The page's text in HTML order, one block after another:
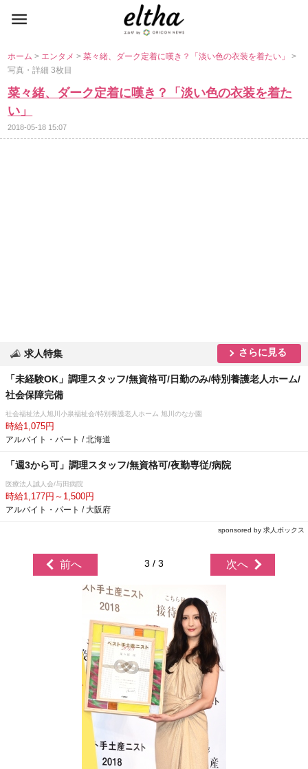
ホーム> エンタメ>菜々緒、ダーク定着に嘆き？「淡い色の衣装を着たい」>
写真・詳細 3枚目
菜々緒、ダーク定着に嘆き？「淡い色の衣装を着た
い」
2018-05-18 15:07
求人特集 さらに見る
「未経験OK」調理スタッフ/無資格可/日勤のみ/特別養護老人ホーム/
社会保障完備
社会福祉法人旭川小泉福祉会/特別養護老人ホーム 旭川のなか園
時給1,075円
アルバイト・パート / 北海道
「週3から可」調理スタッフ/無資格可/夜勤専従/病院
医療法人誠人会/与田病院
時給1,177円～1,500円
アルバイト・パート / 大阪府
sponsored by 求人ボックス
前へ 3 / 3 次へ